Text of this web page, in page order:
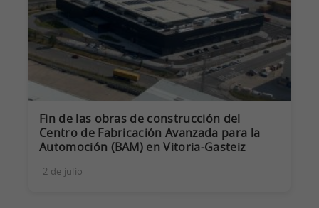
Fin de las obras de construcción del
Centro de Fabricación Avanzada para la
Automoción (BAM) en Vitoria-Gasteiz
2 de julio